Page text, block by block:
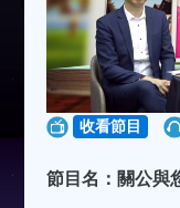
收看節目
節目名：關公與